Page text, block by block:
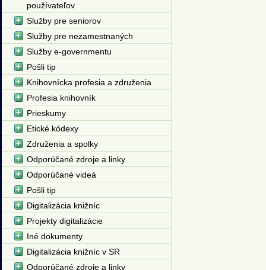
používateľov
Služby pre seniorov
Služby pre nezamestnaných
Služby e-governmentu
Pošli tip
Knihovnícka profesia a združenia
Profesia knihovník
Prieskumy
Etické kódexy
Združenia a spolky
Odporúčané zdroje a linky
Odporúčané videá
Pošli tip
Digitalizácia knižníc
Projekty digitalizácie
Iné dokumenty
Digitalizácia knižníc v SR
Odporúčané zdroje a linky